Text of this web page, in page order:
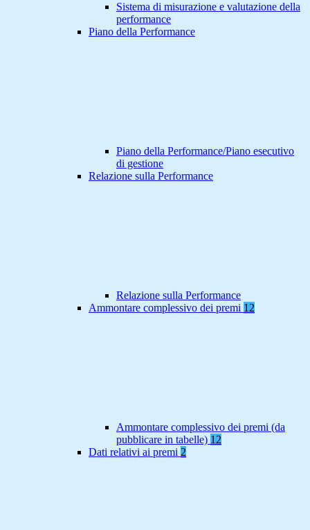
Sistema di misurazione e valutazione della
performance
Piano della Performance
Piano della Performance/Piano esecutivo
di gestione
Relazione sulla Performance
Relazione sulla Performance
Ammontare complessivo dei premi 12
Ammontare complessivo dei premi (da
pubblicare in tabelle) 12
Dati relativi ai premi 2